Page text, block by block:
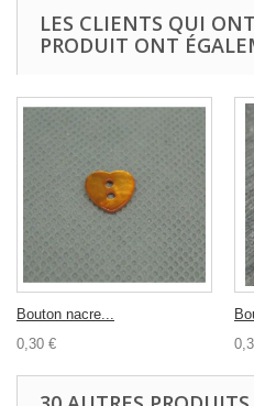
LES CLIENTS QUI
PRODUIT ONT
Bouton nacre...
0,30 €